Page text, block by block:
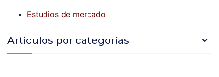
Estudios de mercado
Artículos por categorías